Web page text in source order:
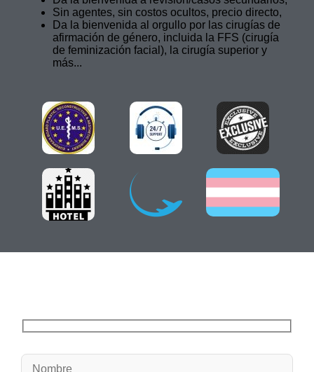
Sin agentes, sin costos ocultos, precio directo,
Da la bienvenida al orgullo por las cirugías de
afirmación de género, incluida la FFS (cirugía
de feminización facial), la cirugía superior y
más...